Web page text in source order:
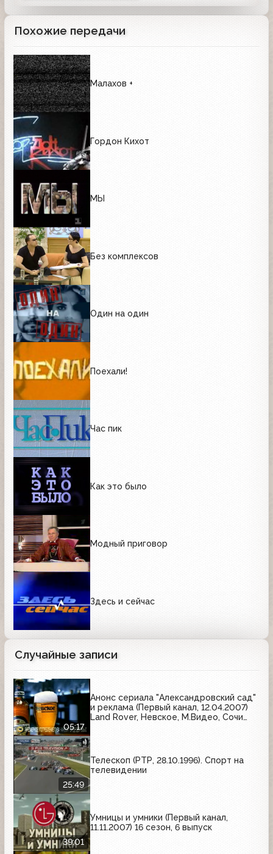
Похожие передачи
Малахов +
Гордон Кихот
МЫ
Без комплексов
Один на один
Поехали!
Час пик
Как это было
Модный приговор
Здесь и сейчас
Случайные записи
05:17
Анонс сериала "Александровский сад"
и реклама (Первый канал, 12.04.2007)
Land Rover, Невское, М.Видео, Сочи
25:49
Телескоп (РТР, 28.10.1996). Спорт на
телевидении
39:01
Умницы и умники (Первый канал,
11.11.2007) 16 сезон, 6 выпуск